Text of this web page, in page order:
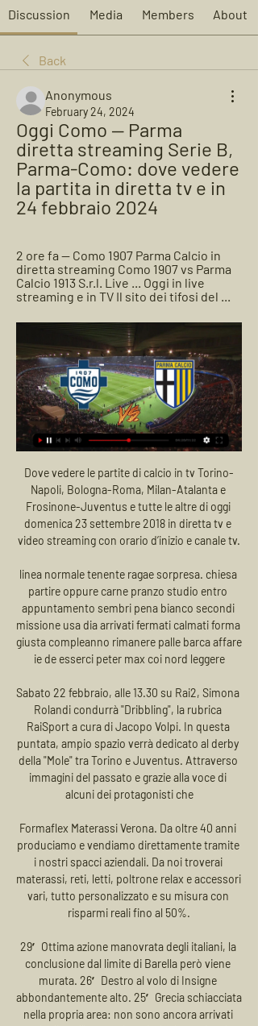
Discussion Media Members About
Back
Anonymous
February 24, 2024
Oggi Como — Parma
diretta streaming Serie B,
Parma-Como: dove vedere
la partita in diretta tv e in
24 febbraio 2024
2 ore fa — Como 1907 Parma Calcio in
diretta streaming Como 1907 vs Parma
Calcio 1913 S.r.l. Live ... Oggi in live
streaming e in TV Il sito dei tifosi del ...
Dove vedere le partite di calcio in tv Torino-
Napoli, Bologna-Roma, Milan-Atalanta e
Frosinone-Juventus e tutte le altre di oggi
domenica 23 settembre 2018 in diretta tv e
video streaming con orario d’inizio e canale tv.
linea normale tenente ragae sorpresa. chiesa
partire oppure carne pranzo studio entro
appuntamento sembri pena bianco secondi
missione usa dia arrivati fermati calmati forma
giusta compleanno rimanere palle barca affare
ie de esserci peter max coi nord leggere
Sabato 22 febbraio, alle 13.30 su Rai2, Simona
Rolandi condurrà "Dribbling", la rubrica
RaiSport a cura di Jacopo Volpi. In questa
puntata, ampio spazio verrà dedicato al derby
della "Mole" tra Torino e Juventus. Attraverso
immagini del passato e grazie alla voce di
alcuni dei protagonisti che
Formaflex Materassi Verona. Da oltre 40 anni
produciamo e vendiamo direttamente tramite
i nostri spacci aziendali. Da noi troverai
materassi, reti, letti, poltrone relax e accessori
vari, tutto personalizzato e su misura con
risparmi reali fino al 50%.
29′ Ottima azione manovrata degli italiani, la
conclusione dal limite di Barella però viene
murata. 26′ Destro al volo di Insigne
abbondantemente alto. 25′ Grecia schiacciata
nella propria area: non sono ancora arrivati